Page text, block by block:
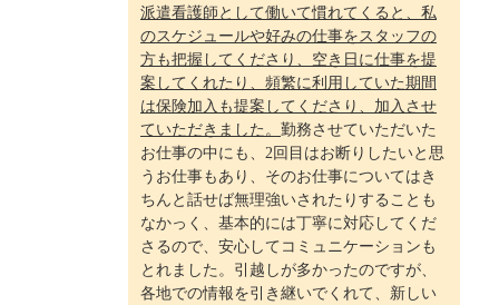
派遣看護師として働いて慣れてくると、私
のスケジュールや好みの仕事をスタッフの
方も把握してくださり、空き日に仕事を提
案してくれたり、頻繁に利用していた期間
は保険加入も提案してくださり、加入させ
ていただきました。 勤務させていただいた
お仕事の中にも、2回目はお断りしたいと思
うお仕事もあり、そのお仕事についてはき
ちんと話せば無理強いされたりすることも
なかっく、基本的には丁寧に対応してくだ
さるので、安心してコミュニケーションも
とれました。引越しが多かったのですが、
各地での情報を引き継いでくれて、新しい